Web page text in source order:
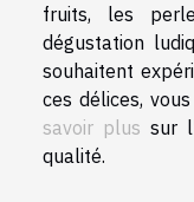
fruits, les
dégustation
souhaitent
ces délices,
savoir plus sur
qualité.